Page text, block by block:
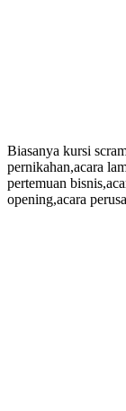
Biasanya kursi
pernikahan,acara
pertemuan
opening,acara